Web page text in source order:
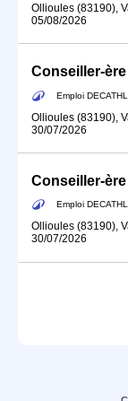
Ollioules (83190),
05/08/2026
Conseiller-
Emploi
Ollioules (83190),
30/07/2026
Emploi
Ollioules (83190),
30/07/2026